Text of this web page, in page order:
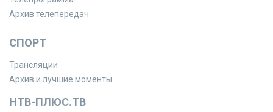
Архив телепередач
СПОРТ
Трансляции
Архив и лучшие моменты
НТВ-ПЛЮС.ТВ